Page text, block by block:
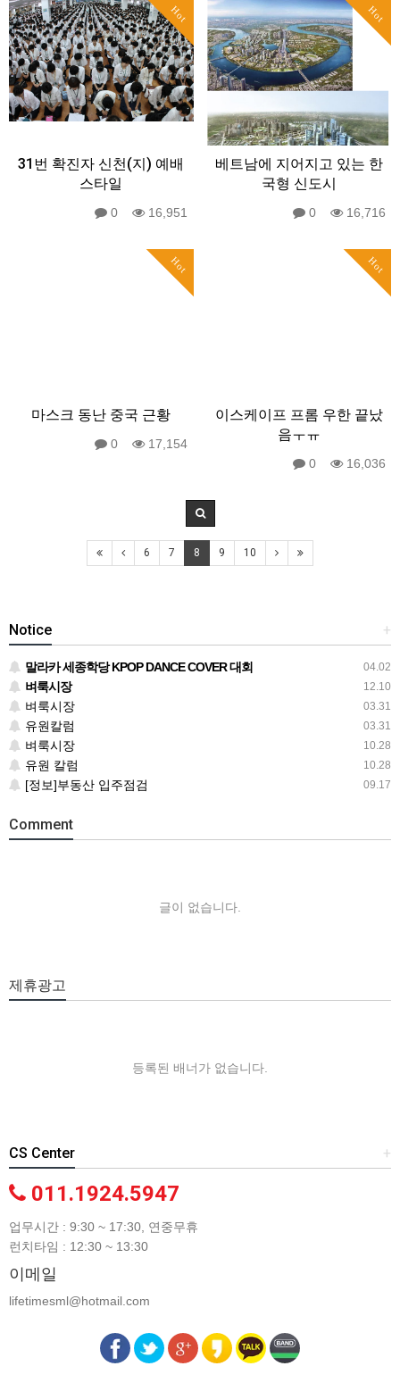
Hot
31번 확진자 신천(지) 예배
스타일
0 16,951
Hot
베트남에 지어지고 있는 한
국형 신도시
0 16,716
Hot
마스크 동난 중국 근황
0 17,154
Hot
이스케이프 프롬 우한 끝났
음ㅜㅠ
0 16,036
6 7 8 9 10
+
Notice
04.02
말라카 세종학당 KPOP DANCE COVER 대회
12.10
벼룩시장
03.31
벼룩시장
03.31
유원칼럼
10.28
벼룩시장
10.28
유원 칼럼
09.17
[정보]부동산 입주점검
Comment
글이 없습니다.
제휴광고
등록된 배너가 없습니다.
+
CS Center
011.1924.5947
업무시간 : 9:30 ~ 17:30, 연중무휴
런치타임 : 12:30 ~ 13:30
이메일
lifetimesml@hotmail.com